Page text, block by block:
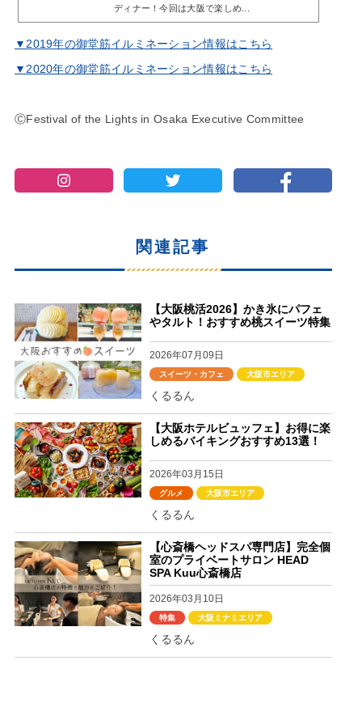
ディナー！今回は大阪で楽しめ...
▼2019年の御堂筋イルミネーション情報はこちら
▼2020年の御堂筋イルミネーション情報はこちら
ⒸFestival of the Lights in Osaka Executive Committee
関連記事
【大阪桃活2026】かき氷にパフェ
やタルト！おすすめ桃スイーツ特集
2026年07月09日
スイーツ・カフェ 大阪市エリア
くるるん
【大阪ホテルビュッフェ】お得に楽
しめるバイキングおすすめ13選！
2026年03月15日
グルメ 大阪市エリア
くるるん
【心斎橋ヘッドスパ専門店】完全個
室のプライベートサロン HEAD
SPA Kuu心斎橋店
2026年03月10日
特集 大阪ミナミエリア
くるるん